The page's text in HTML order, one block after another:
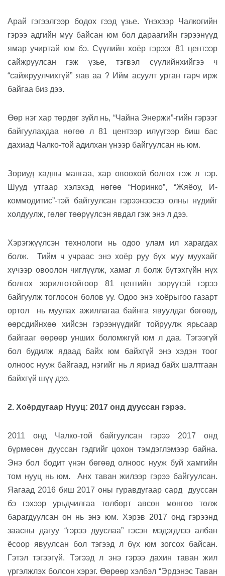
Арай гэгээлгээр бодох гээд үзье. Үнэхээр Чалкогийн
гэрээ адгийн муу байсан юм бол дараагийн гэрээнүүд
ямар учиртай юм бэ. Сүүлийн хоёр гэрээг 81 центээр
сайжруулсан гэж үзье, тэгвэл сүүлийнхийгээ ч
“сайжруулчихгүй” яав аа ? Ийм асуулт урган гарч ирж
байгаа биз дээ.
Өөр нэг хар төрдөг зүйл нь, “Чайна Энержи”-гийн гэрээг
байгуулахдаа нөгөө л81 центээр илүүгээр биш бас
дахиад Чалко-той адилхан үнээр байгуулсан нь юм.
Зориуд хадны мангаа, хар овоохой болгох гэж л тэр.
Шууд утгаар хэлэхэд нөгөө “Норинко”, “Жяёоу, И-
коммодитис”-тэй байгуулсан гэрээнээсээ олны нүдийг
холдуулж, гөлөг төөрүүлсэн явдал гэж энэ л дээ.
Хэрэгжүүлсэн технологи нь одоо улам ил харагдах
болж.
Тийм ч учраас энэ хоёр руу бүх муу муухайг
хүчээр овоолон чиглүүлж, хамаг л болж бүтэхгүйн нүх
болгох зорилготойгоор81 центийн зөрүүтэй гэрээ
байгуулж тоглосон болов уу. Одооэнэ хоёрыгоо газарт
ортол
нь муулах ажиллагаа байнга явуулдаг бөгөөд,
өөрсдийнхөө хийсэн гэрээнүүдийг тойруулж ярьсаар
байгааг өөрөөр унших боломжгүй юм л даа. Тэгээгүй
бол будилж ядаад байх юм байхгүй энэхэдэн тоог
олноос нууж байгаад, нэгийг нь л яриад байх шалтгаан
байхгүй шүү дээ.
2. Хоёрдугаар Нууц: 2017 онд дууссан гэрээ.
2011 онд Чалко-той байгуулсан гэрээ 2017 онд
бүрмөсөн дууссан гэдгийг цохон тэмдэглэмээр байна.
Энэ бол бодит үнэн бөгөөд олноос нууж буй хамгийн
том нууц нь юм. Анх таван жилээр гэрээ байгуулсан.
Яагаад 2016 биш 2017 оны гуравдугаар сард
дууссан
бэ гэхээр урьдчилгаа төлбөрт авсөн мөнгөө төлж
барагдуулсан он нь энэ юм. Хэрэв 2017 онд гэрээнд
заасны дагуу “гэрээ дууслаа” гэсэн мэдэгдлээ албан
ёсоор явуулсан бол тэгээд л бүх юм зогсох байсан.
Гэтэл тэгээгүй. Тэгээд л энэ гэрээ дахин таван жил
үргэлжлэх болсон хэрэг. Өөрөөр хэлбэл “Эрдэнэс Таван